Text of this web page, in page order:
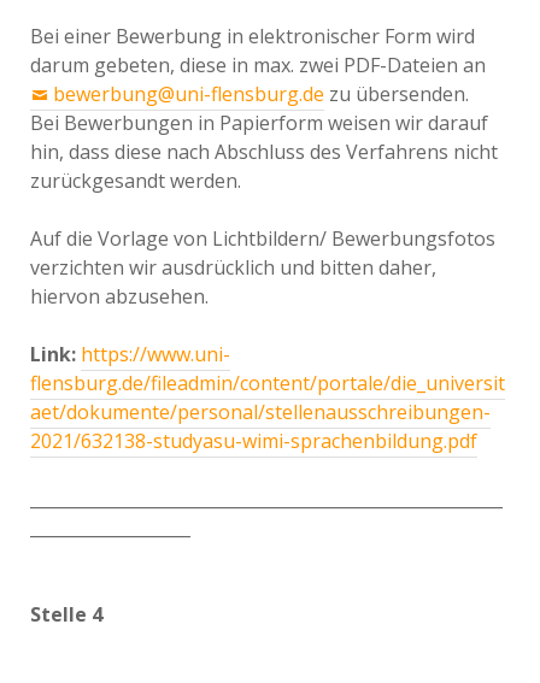
Bei einer Bewerbung in elektronischer Form wird
darum gebeten, diese in max. zwei PDF-Dateien an
bewerbung@uni-flensburg.de zu übersenden.
Bei Bewerbungen in Papierform weisen wir darauf
hin, dass diese nach Abschluss des Verfahrens nicht
zurückgesandt werden.
Auf die Vorlage von Lichtbildern/ Bewerbungsfotos
verzichten wir ausdrücklich und bitten daher,
hiervon abzusehen.
Link: https://www.uni-
flensburg.de/fileadmin/content/portale/die_universit
aet/dokumente/personal/stellenausschreibungen-
2021/632138-studyasu-wimi-sprachenbildung.pdf
Stelle 4